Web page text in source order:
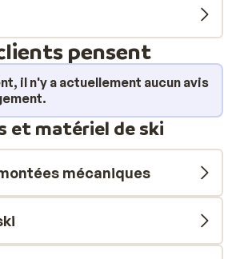
réussies. Après une journée sur les
autour d’un verre au bar de
sont spacieuses, bien
d’une télévision et d’une salle de
matin, un savoureux petit-
attend au restaurant. Si vous
demi-pension, vous pourrez
un copieux buffet le soir, mêlant
cuisine internationale. L’Hôtel
choix pour ceux qui recherchent
à proximité des pistes et du
pensent
il n'y a actuellement aucun avis
et matériel de ski
mécaniques